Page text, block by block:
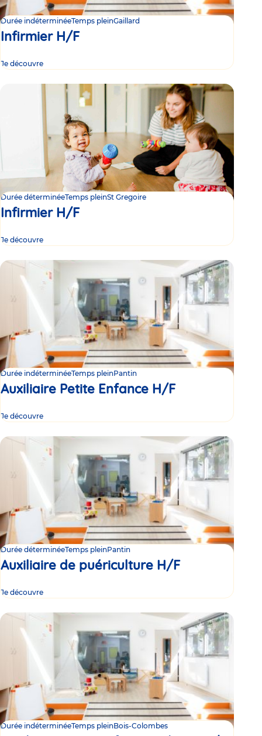
Durée indéterminéeTemps pleinGaillard
Infirmier H/F
Je découvre
Durée déterminéeTemps pleinSt Gregoire
Infirmier H/F
Je découvre
Durée indéterminéeTemps pleinPantin
Auxiliaire Petite Enfance H/F
Je découvre
Durée déterminéeTemps pleinPantin
Auxiliaire de puériculture H/F
Je découvre
Durée indéterminéeTemps pleinBois-Colombes